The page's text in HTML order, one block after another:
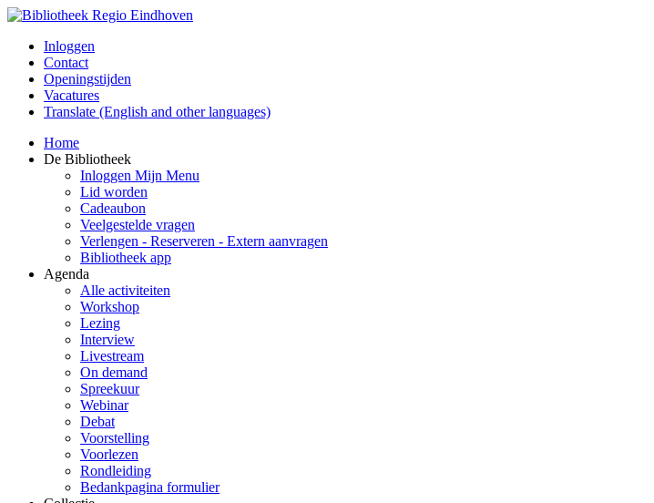
Inloggen
Contact
Openingstijden
Vacatures
Translate (English and other languages)
Home
De Bibliotheek
Inloggen Mijn Menu
Lid worden
Cadeaubon
Veelgestelde vragen
Verlengen - Reserveren - Extern aanvragen
Bibliotheek app
Agenda
Alle activiteiten
Workshop
Lezing
Interview
Livestream
On demand
Spreekuur
Webinar
Debat
Voorstelling
Voorlezen
Rondleiding
Bedankpagina formulier